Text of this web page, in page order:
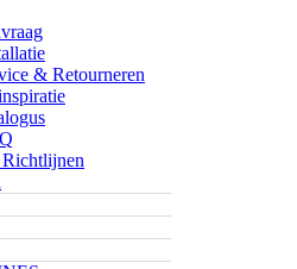
& Retourneren